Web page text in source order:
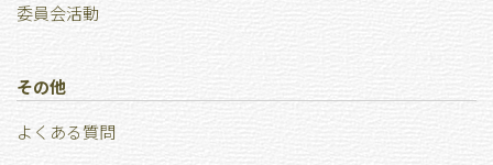
委員会活動
その他
よくある質問